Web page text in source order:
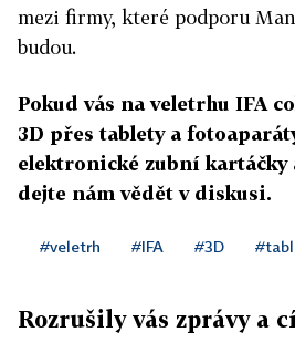
mezi firmy, které podporu
budou.
Pokud vás na veletrhu IFA
3D přes tablety a
elektronické zubní kartáčky
dejte nám vědět v diskusi.
#veletrh #IFA #3D
Rozrušily vás zprávy a